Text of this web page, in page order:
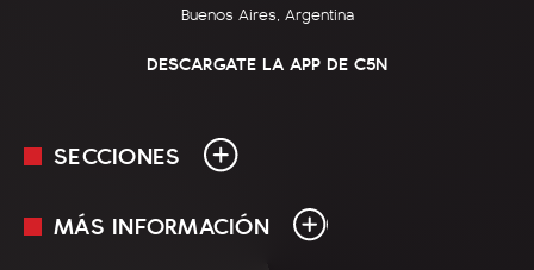
Buenos Aires, Argentina
DESCARGATE LA APP DE C5N
SECCIONES
En Vivo
MÁS INFORMACIÓN